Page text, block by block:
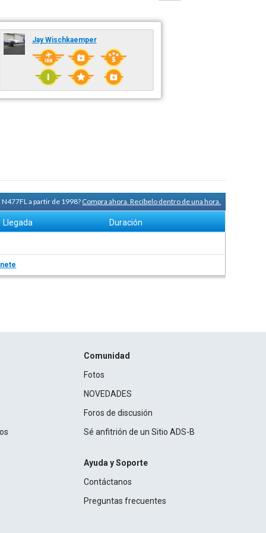
Jay Wischkaemper
a partir de 1998?Compra ahora. Recíbelo dentro de una hora.
Llegada Duración
Comunidad
Fotos
NOVEDADES
Foros de discusión
Sé anfitrión de un Sitio ADS-B
Ayuda y Soporte
Contáctanos
Preguntas frecuentes